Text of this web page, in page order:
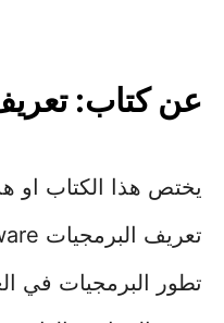
عن كتاب:
يختص هذا الكتاب او
تطور البرمجيات في